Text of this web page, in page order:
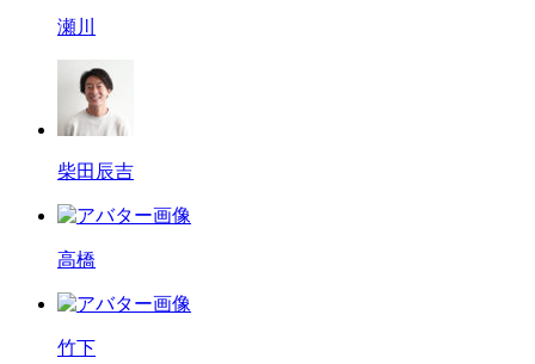
瀬川
柴田辰吉
高橋
竹下